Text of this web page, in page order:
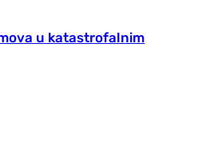
u katastrofalnim